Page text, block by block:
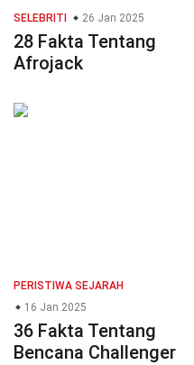
SELEBRITI 26 Jan 2025
28 Fakta Tentang
Afrojack
PERISTIWA SEJARAH
16 Jan 2025
36 Fakta Tentang
Bencana Challenger